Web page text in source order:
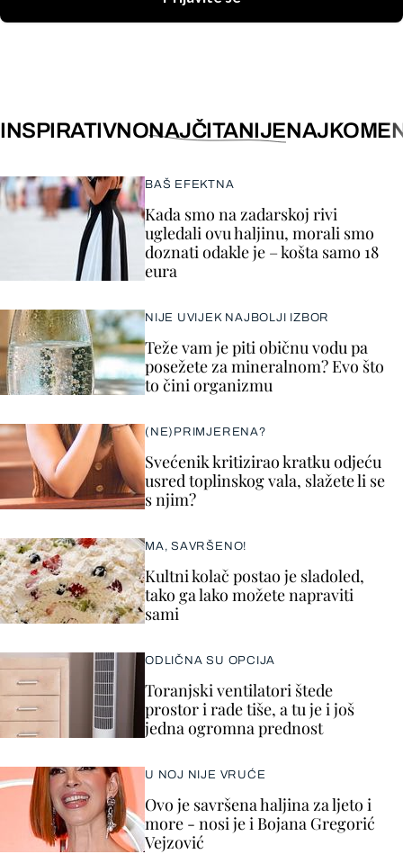
INSPIRATIVNONAJČITANIJE
BAŠ EFEKTNA
Kada smo na zadarskoj rivi
ugledali ovu haljinu, morali smo
doznati odakle je – košta samo 18
eura
NIJE UVIJEK NAJBOLJI IZBOR
Teže vam je piti običnu vodu pa
posežete za mineralnom? Evo što
to čini organizmu
(NE)PRIMJERENA?
Svećenik kritizirao kratku odjeću
usred toplinskog vala, slažete li se
s njim?
MA, SAVRŠENO!
Kultni kolač postao je sladoled,
tako ga lako možete napraviti
sami
ODLIČNA SU OPCIJA
Toranjski ventilatori štede
prostor i rade tiše, a tu je i još
jedna ogromna prednost
U NOJ NIJE VRUĆE
Ovo je savršena haljina za ljeto i
more - nosi je i Bojana Gregorić
Vejzović